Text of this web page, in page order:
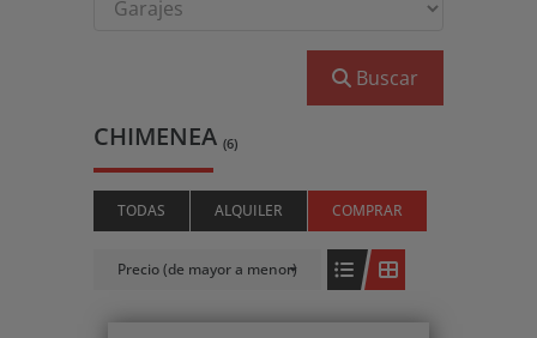
Buscar
CHIMENEA (6)
TODAS ALQUILER COMPRAR
Precio (de mayor a menor)